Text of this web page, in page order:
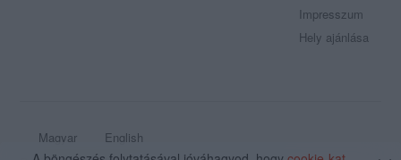
Impresszum
Hely ajánlása
Magyar
English